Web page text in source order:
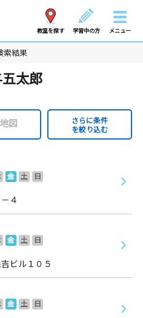
教室を探す 学習中の方 メニュー
索結果
太郎
地図
さらに条件
を絞り込む
金 土
日
４
金 土
日
ビル１０５
金 土
日